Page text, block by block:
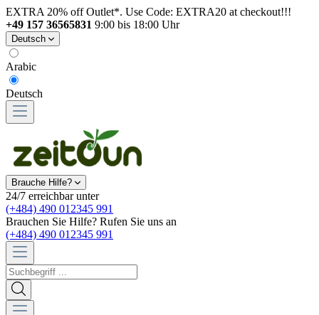
EXTRA 20% off Outlet*. Use Code: EXTRA20 at checkout!!!
+49 157 36565831 9:00 bis 18:00 Uhr
Deutsch
Arabic
Deutsch
Brauche Hilfe?
24/7 erreichbar unter
(+484) 490 012345 991
Brauchen Sie Hilfe? Rufen Sie uns an
(+484) 490 012345 991